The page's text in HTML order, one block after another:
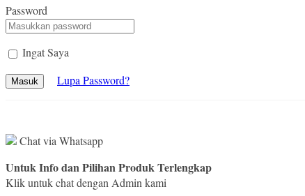
Password
Ingat Saya
Masuk Lupa Password?
Chat via Whatsapp
Untuk Info dan Pilihan Produk Terlengkap
Klik untuk chat dengan Admin kami